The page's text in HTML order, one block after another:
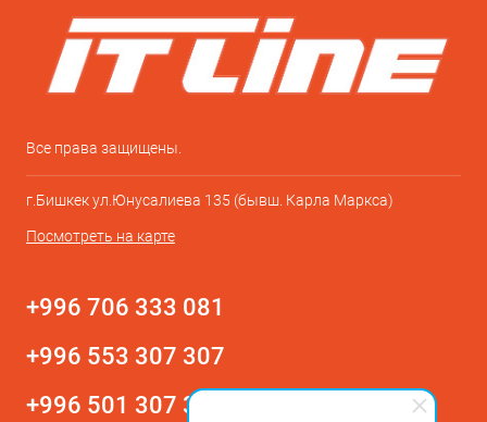
Все права защищены.
г.Бишкек ул.Юнусалиева 135 (бывш. Карла Маркса)
Посмотреть на карте
+996 706 333 081
+996 553 307 307
+996 501 307 307